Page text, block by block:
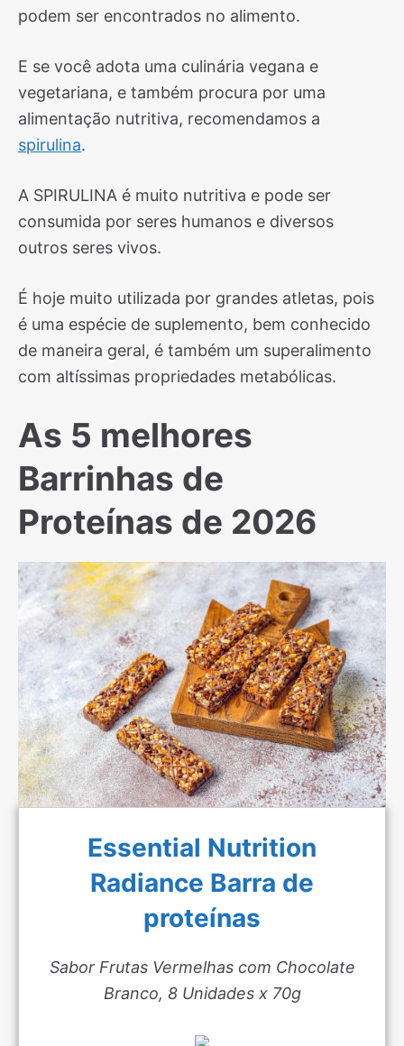
podem ser encontrados no alimento.
E se você adota uma culinária vegana e
vegetariana, e também procura por uma
alimentação nutritiva, recomendamos a
spirulina.
A SPIRULINA é muito nutritiva e pode ser
consumida por seres humanos e diversos
outros seres vivos.
É hoje muito utilizada por grandes atletas, pois
é uma espécie de suplemento, bem conhecido
de maneira geral, é também um superalimento
com altíssimas propriedades metabólicas.
As 5 melhores
Barrinhas de
Proteínas de 2026
Essential Nutrition
Radiance Barra de
proteínas
Sabor Frutas Vermelhas com Chocolate
Branco, 8 Unidades x 70g